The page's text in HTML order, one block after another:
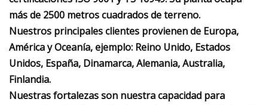
más de 2500 metros cuadrados de terreno.
Nuestros principales clientes provienen de Europa,
América y Oceanía, ejemplo: Reino Unido, Estados
Unidos, España, Dinamarca, Alemania, Australia,
Finlandia.
Nuestras fortalezas son nuestra capacidad para